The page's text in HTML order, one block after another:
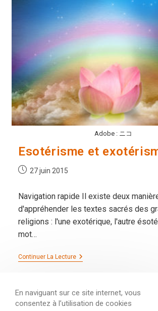
Être :
Telle
Est
La
Question…
Adobe : ニコ
Esotérisme et
Publication
27 juin 2015
Navigation rapide Il existe deux
d'appréhender les textes sacrés des
religions : l'une exotérique, l'autre
mot…
Continuer La LectureEsotérisme
En naviguant sur ce site internet, vous
consentez à l’utilisation de cookies